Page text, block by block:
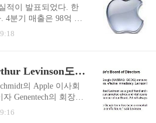
선을 그었다. iDon't ha
apps. iDo
iDon't customize. iDon't
적이 발표되었다. 한
4분기 매출은 98억 7
만 달러, 주당 1.82 달
려 57억 달러, 주당 5.3
년대비 18%나 증가
교하면 순이익은 4
79억 달러에서 25%나
익이 늘어난 이유는 i
Apple의 사외이사 Arthur Levinson도 Google 이사회 사임
의 Apple 이사회
Genentech의 회장인
났다. 이제 Google과